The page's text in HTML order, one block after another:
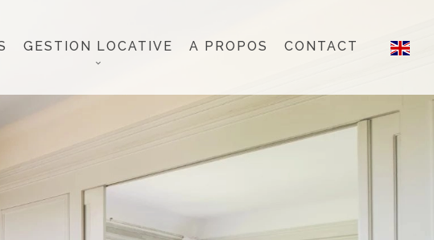
GESTION LOCATIVE A PROPOS CONTACT